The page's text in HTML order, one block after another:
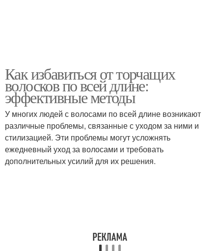
Как избавиться от торчащих
волосков по всей длине:
эффективные методы
У многих людей с волосами по всей длине возникают
различные проблемы, связанные с уходом за ними и
стилизацией. Эти проблемы могут усложнять
ежедневный уход за волосами и требовать
дополнительных усилий для их решения.